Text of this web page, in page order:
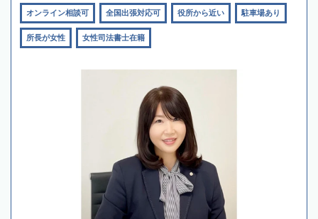
オンライン相談可 全国出張対応可 役所から近い 駐車場あり
所長が女性 女性司法書士在籍